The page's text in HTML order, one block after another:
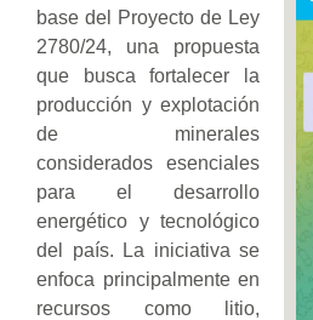
base del Proyecto de Ley
2780/24, una propuesta
que busca fortalecer la
producción y explotación
de minerales
considerados esenciales
para el desarrollo
energético y tecnológico
del país. La iniciativa se
enfoca principalmente en
recursos como litio,